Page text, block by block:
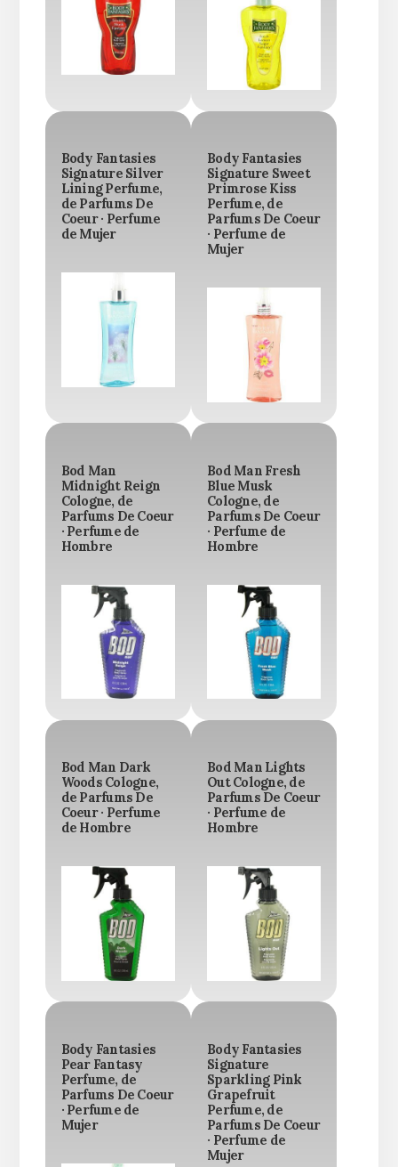
Body Fantasies
Signature Silver
Lining Perfume,
de Parfums De
Coeur · Perfume
de Mujer
Body Fantasies
Signature Sweet
Primrose Kiss
Perfume, de
Parfums De Coeur
· Perfume de
Mujer
Bod Man
Midnight Reign
Cologne, de
Parfums De Coeur
· Perfume de
Hombre
Bod Man Fresh
Blue Musk
Cologne, de
Parfums De Coeur
· Perfume de
Hombre
Bod Man Dark
Woods Cologne,
de Parfums De
Coeur · Perfume
de Hombre
Bod Man Lights
Out Cologne, de
Parfums De Coeur
· Perfume de
Hombre
Body Fantasies
Pear Fantasy
Perfume, de
Parfums De Coeur
· Perfume de
Mujer
Body Fantasies
Signature
Sparkling Pink
Grapefruit
Perfume, de
Parfums De Coeur
· Perfume de
Mujer